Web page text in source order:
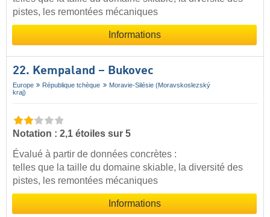
pistes, les remontées mécaniques
Informations
22. Kempaland – Bukovec
Europe République tchèque
Moravie-Silésie (Moravskoslezský
kraj)
Notation : 2,1 étoiles sur 5
Évalué à partir de données concrètes :
telles que la taille du domaine skiable, la diversité des
pistes, les remontées mécaniques
Informations